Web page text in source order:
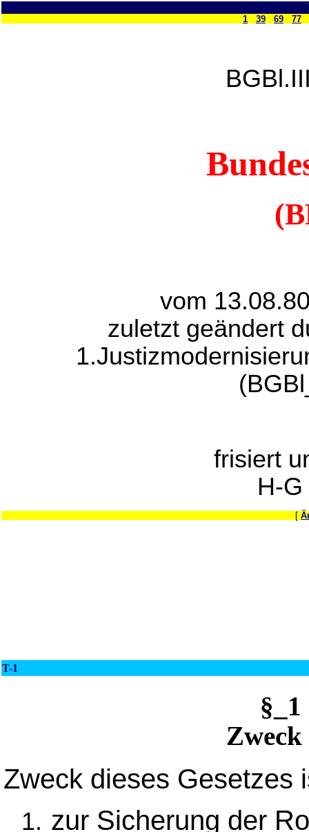
1 39 69 77
vom
zuletzt geändert
frisiert
H-
[
T-1
Zweck
Zweck dieses Gesetzes
zur Sicherung der